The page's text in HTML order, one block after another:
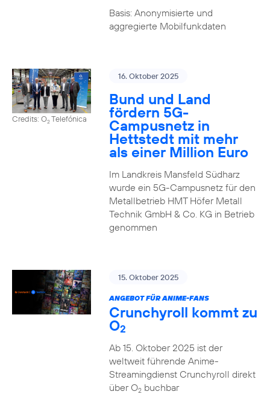
Basis: Anonymisierte und
aggregierte Mobilfunkdaten
Credits: O2Telefónica
16. Oktober 2025
Bund und Land
fördern 5G-
Campusnetz in
Hettstedt mit mehr
als einer Million Euro
Im Landkreis Mansfeld Südharz
wurde ein 5G-Campusnetz für den
Metallbetrieb HMT Höfer Metall
Technik GmbH & Co. KG in Betrieb
genommen
15. Oktober 2025
ANGEBOT FÜR ANIME-FANS
Crunchyroll kommt zu
O2
Ab 15. Oktober 2025 ist der
weltweit führende Anime-
Streamingdienst Crunchyroll direkt
über O2buchbar